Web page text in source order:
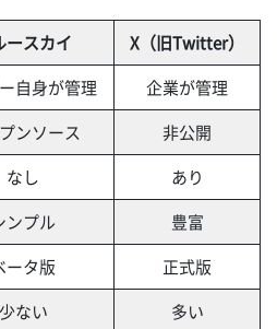
ースカイ
X（旧Twitter）
自身が管理
企業が管理
ンソース
非公開
なし
あり
ンプル
豊富
ータ版
正式版
少ない 多い